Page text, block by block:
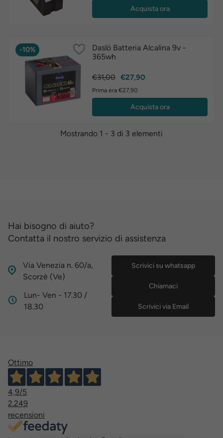
Acquista ora
-10%
Daslö Batteria Alcalina 9v -
365wh
Prezzo
€31,00 Prezzo
€27,90
Prima era €27,90
Acquista ora
Mostrando 1 - 3 di 3 elementi
Hai bisogno di aiuto?
Contatta il nostro servizio di assistenza
Via Venezia n. 60/a,
Scorzè (Ve)
Lun- Ven - 17.30 /
18.30
Scrivici su whatsapp
Chiamaci
Scrivici via Email
Ottimo
4,9/5
2.249
recensioni